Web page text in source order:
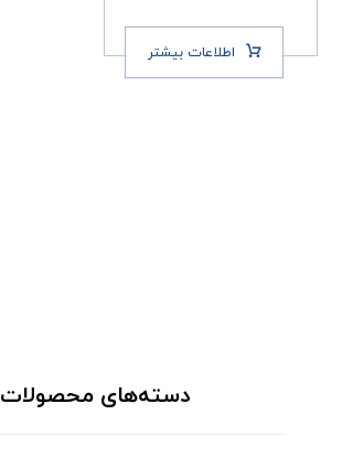
اطلاعات بیشتر
دسته‌های محصولات